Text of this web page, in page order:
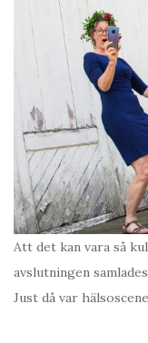
Att det kan vara så
avslutningen
Just då var